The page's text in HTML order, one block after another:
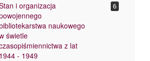
i organizacja
naukowego
świetle
z lat
1944 - 1949
6